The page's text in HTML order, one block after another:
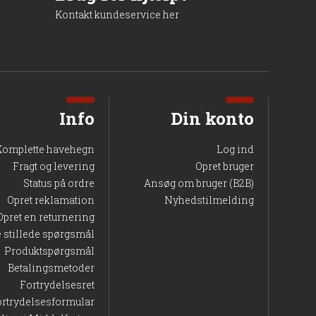
og passer ind i mange typer udemiljøer. Den høje
og flot i mange år. Uanset om du skal etablere et nyt
Kontakt kundeservice her
Info
havehegn
Fragt og levering
Status på ordre
Opret reklamation
en returnering
stillede spørgsmål
Produktspørgsmål
Betalingsmetoder
Fortrydelsesret
Din konto
Log ind
Opret bruger
Ansøg om bruger (B2B)
Nyhedstilmelding